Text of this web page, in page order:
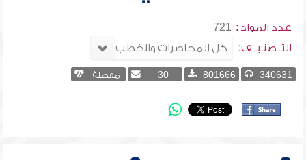
عدد المواد : 721
التــصنـيــف:
340631
801666
30 مفضلة